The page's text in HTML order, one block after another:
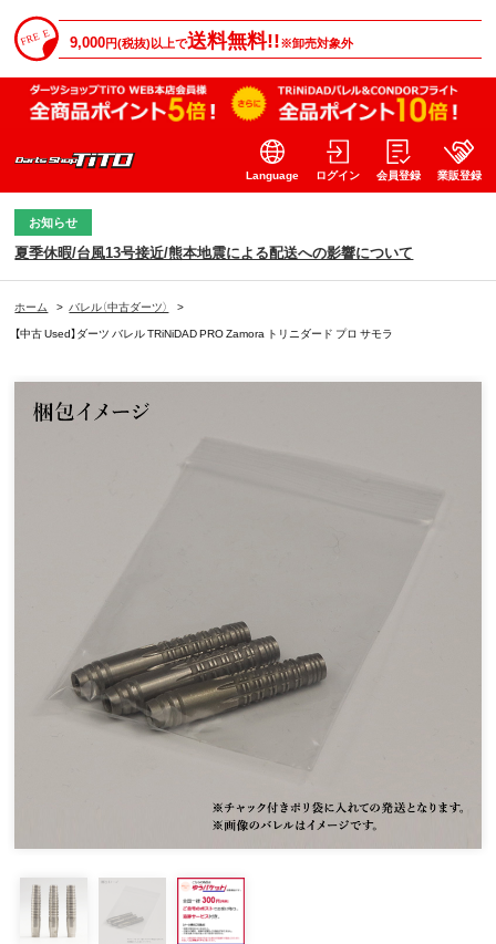
9,000円(税抜)以上で送料無料!!※卸売対象外
Language ログイン 会員登録 業販登録
お知らせ
夏季休暇/台風13号接近/熊本地震による配送への影響について
ホーム > バレル（中古ダーツ）
>
【中古 Used】ダーツ バレル TRiNiDAD PRO Zamora トリニダード プロ サモラ